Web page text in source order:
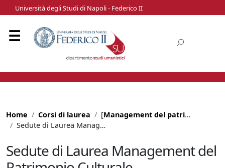
Università degli Studi di Napoli - Federico II
Home Corsi di laurea [Management del patrimonio culturale
Sedute di Laurea Management del Patrimonio Culturale
Sedute di Laurea Management del